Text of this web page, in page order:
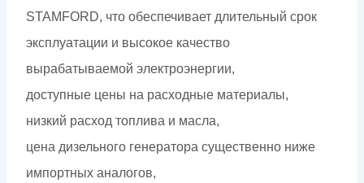
STAMFORD, что обеспечивает длительный срок
эксплуатации и высокое качество
вырабатываемой электроэнергии,
доступные цены на расходные материалы,
низкий расход топлива и масла,
цена дизельного генератора существенно ниже
импортных аналогов,